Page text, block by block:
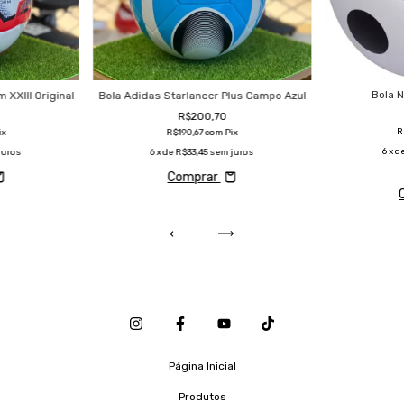
XXIII Original
Bola Adidas Starlancer Plus Campo Azul
R$200,70
R$190,67com Pix
6x de R$33,45 sem juros
Comprar
Bola
6x
Página Inicial
Produtos